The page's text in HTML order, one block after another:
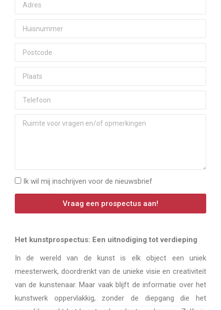
Ik wil mij inschrijven voor de nieuwsbrief
Vraag een prospectus aan!
Het kunstprospectus: Een uitnodiging tot verdieping
In de wereld van de kunst is elk object een uniek
meesterwerk, doordrenkt van de unieke visie en creativiteit
van de kunstenaar. Maar vaak blijft de informatie over het
kunstwerk oppervlakkig, zonder de diepgang die het